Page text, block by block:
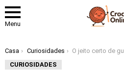
Menu
Você está aqui:
Casa Curiosidades
O jeito certo de guardar folhas de louro para não perder sabor
CURIOSIDADES